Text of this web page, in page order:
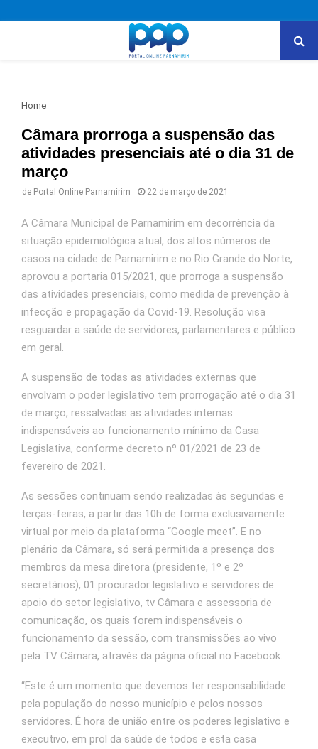
Home
Câmara prorroga a suspensão das
atividades presenciais até o dia 31 de
março
de Portal Online Parnamirim 22 de março de 2021
A Câmara Municipal de Parnamirim em decorrência da
situação epidemiológica atual, dos altos números de
casos na cidade de Parnamirim e no Rio Grande do Norte,
aprovou a portaria 015/2021, que prorroga a suspensão
das atividades presenciais, como medida de prevenção à
infecção e propagação da Covid-19. Resolução visa
resguardar a saúde de servidores, parlamentares e público
em geral.
A suspensão de todas as atividades externas que
envolvam o poder legislativo tem prorrogação até o dia 31
de março, ressalvadas as atividades internas
indispensáveis ao funcionamento mínimo da Casa
Legislativa, conforme decreto nº 01/2021 de 23 de
fevereiro de 2021.
As sessões continuam sendo realizadas às segundas e
terças-feiras, a partir das 10h de forma exclusivamente
virtual por meio da plataforma “Google meet”. E no
plenário da Câmara, só será permitida a presença dos
membros da mesa diretora (presidente, 1º e 2º
secretários), 01 procurador legislativo e servidores de
apoio do setor legislativo, tv Câmara e assessoria de
comunicação, os quais forem indispensáveis o
funcionamento da sessão, com transmissões ao vivo
pela TV Câmara, através da página oficial no Facebook.
“Este é um momento que devemos ter responsabilidade
pela população do nosso município e pelos nossos
servidores. É hora de união entre os poderes legislativo e
executivo, em prol da saúde de todos e esta casa